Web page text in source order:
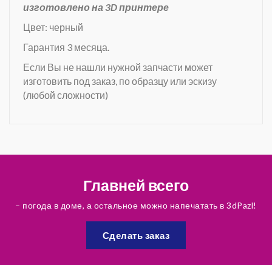
изготовлено на 3D принтере
Цвет: черный
Гарантия 3 месяца.
Если Вы не нашли нужной запчасти может
изготовить под заказ, по образцу или эскизу
(любой сложности)
Главней всего
– погода в доме, а остальное можно напечатать в 3dPazl!
Сделать заказ